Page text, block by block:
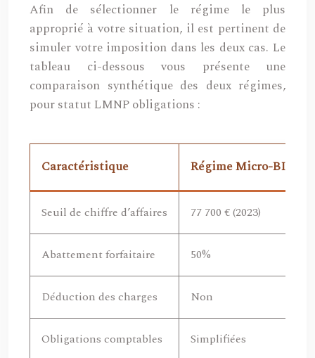
Afin de sélectionner le régime le plus
approprié à votre situation, il est pertinent de
simuler votre imposition dans les deux cas. Le
tableau ci-dessous vous présente une
comparaison synthétique des deux régimes,
pour statut LMNP obligations :
Caractéristique Régime Micro-BIC
Seuil de chiffre d’affaires 77 700 € (2023)
Abattement forfaitaire 50%
Déduction des charges Non
Obligations comptables Simplifiées